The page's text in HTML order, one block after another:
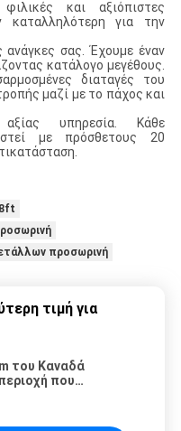
και αξιόπιστες
για την
ανάγκες σας. Έχουμε έναν
κατάλογο μεγέθους.
διαταγές του
μαζί με το πάχος και
υπηρεσία. Κάθε
με πρόσθετους 20
προσωρινή
τιμή για
του Καναδά
που